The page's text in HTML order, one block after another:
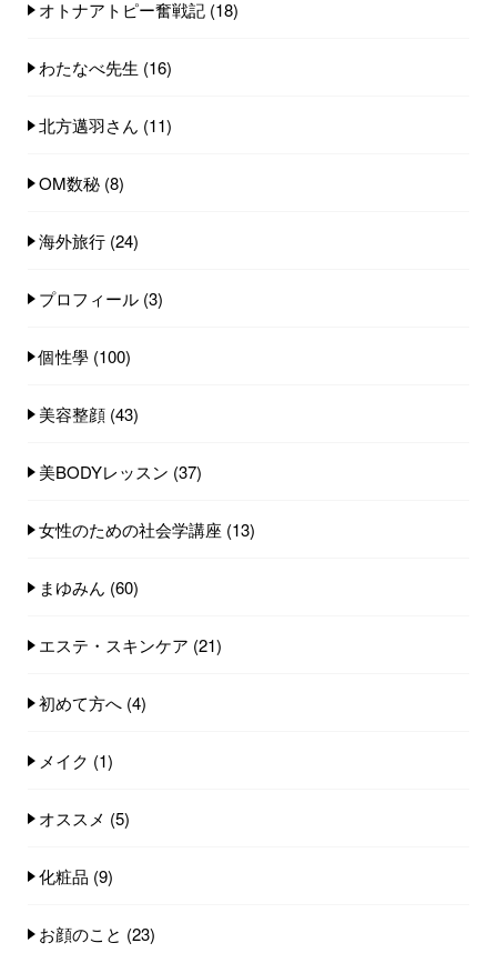
オトナアトピー奮戦記 (18)
わたなべ先生 (16)
北方邁羽さん (11)
OM数秘 (8)
海外旅行 (24)
プロフィール (3)
個性學 (100)
美容整顔 (43)
美BODYレッスン (37)
女性のための社会学講座 (13)
まゆみん (60)
エステ・スキンケア (21)
初めて方へ (4)
メイク (1)
オススメ (5)
化粧品 (9)
お顔のこと (23)